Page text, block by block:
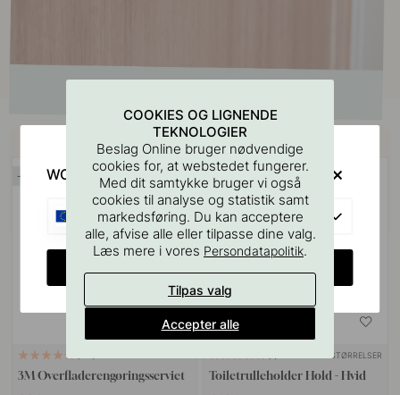
Køb sammen med
3M Overfladerengøringsserviet
15
+ STØRRELSER
Toiletrulleholder Hold - Hvid
COOKIES OG LIGNENDE
TEKNOLOGIER
Beslag Online bruger nødvendige
cookies for, at webstedet fungerer.
Med dit samtykke bruger vi også
cookies til analyse og statistik samt
markedsføring. Du kan acceptere
alle, afvise alle eller tilpasse dine valg.
Læs mere i vores Persondatapolitik.
Tilpas valg
Accepter alle
WOULD YOU RATHER VISIT?
EU